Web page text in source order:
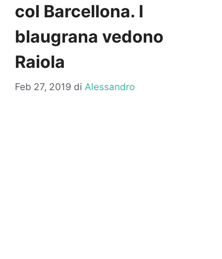
col Barcellona. I
blaugrana vedono
Raiola
Feb 27, 2019 di Alessandro